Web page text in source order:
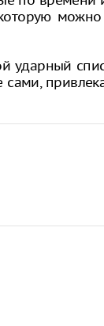
можно
ударный
сами,